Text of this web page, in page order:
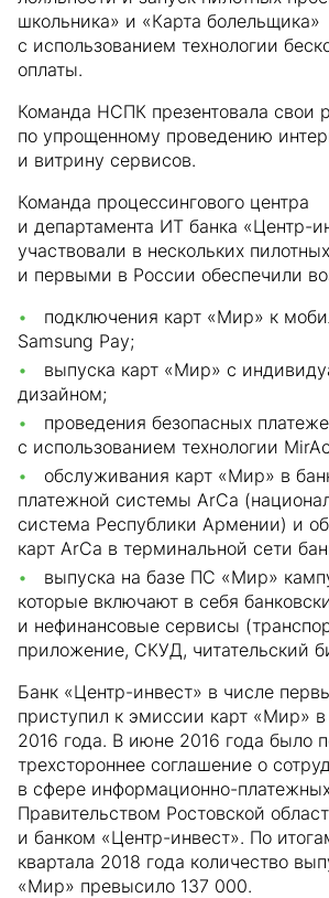
школьника» и «Карта болельщика»
с использованием технологии
оплаты.
Команда НСПК презентовала свои
по упрощенному проведению
и витрину сервисов.
Команда процессингового центра
и департамента ИТ банка «Центр-
участвовали в нескольких
и первыми в России обеспечили
подключения карт «Мир» к
Samsung Pay;
выпуска карт «Мир» с
дизайном;
проведения безопасных
с использованием технологии
обслуживания карт «Мир» в
платежной системы ArCa
система Республики Армении) и
карт ArCa в терминальной сети
выпуска на базе ПС «Мир»
которые включают в себя
и нефинансовые сервисы
приложение, СКУД, читательский
Банк «Центр-инвест» в числе
приступил к эмиссии карт «Мир»
2016 года. В июне 2016 года было
трехстороннее соглашение о
в сфере информационно-
Правительством Ростовской
и банком «Центр-инвест». По
квартала 2018 года количество
«Мир» превысило 137 000.